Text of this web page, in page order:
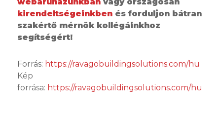
webáruházunkban vagy országosan
kirendeltségeinkben és forduljon bátran
szakértő mérnök kollégáinkhoz
segítségért!
Forrás: https://ravagobuildingsolutions.com/hu
Kép
forrása: https://ravagobuildingsolutions.com/hu